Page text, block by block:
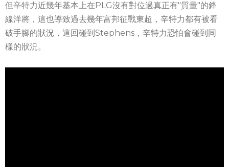
但辛特力近幾年基本上在PLG沒有對位過真正有"質量"的鋒
線洋將，這也導致過去幾年富邦征戰東超，辛特力都有被看
破手腳的狀況，這回碰到Stephens，辛特力恐怕會碰到同
樣的狀況。